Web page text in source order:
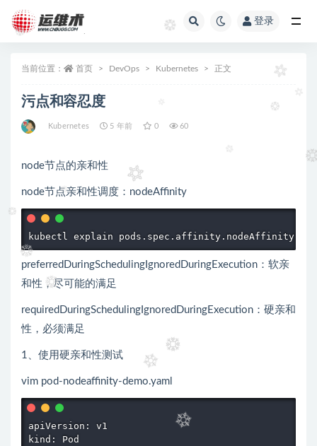
登录
当前位置： 首页 DevOps Kubernetes 正文
污点和容忍度
Kubernetes 5 年前 0 60
node节点的亲和性
node节点亲和性调度：nodeAffinity
kubectl explain pods.spec.affinity.nodeAffinity
preferredDuringSchedulingIgnoredDuringExecution：软亲
和性，尽可能的满足
requiredDuringSchedulingIgnoredDuringExecution：硬亲和
性，必须满足
1、使用硬亲和性测试
vim pod-nodeaffinity-demo.yaml
apiVersion: v1
kind: Pod